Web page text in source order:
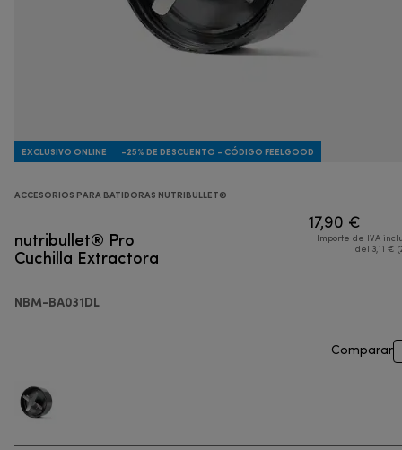
EXCLUSIVO ONLINE -25% DE DESCUENTO - CÓDIGO FEELGOOD
ACCESORIOS PARA BATIDORAS NUTRIBULLET®
nutribullet® Pro
Cuchilla Extractora
NBM-BA031DL
17,90 €
Importe de IVA
del 3,11 €
Comparar